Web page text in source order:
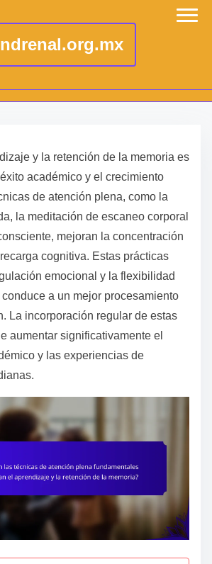
y la retención de la memoria es
académico y el crecimiento
de atención plena, como la
la meditación de escaneo corporal
mejoran la concentración
cognitiva. Estas prácticas
emocional y la flexibilidad
a un mejor procesamiento
La incorporación regular de estas
aumentar significativamente el
y las experiencias de